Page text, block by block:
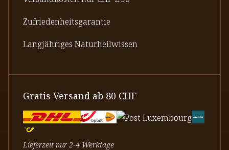
Zufriedenheitsgarantie
Langjähriges Naturheilwissen
Gratis Versand ab 80 CHF
Lieferzeit nur 2-4 Werktage